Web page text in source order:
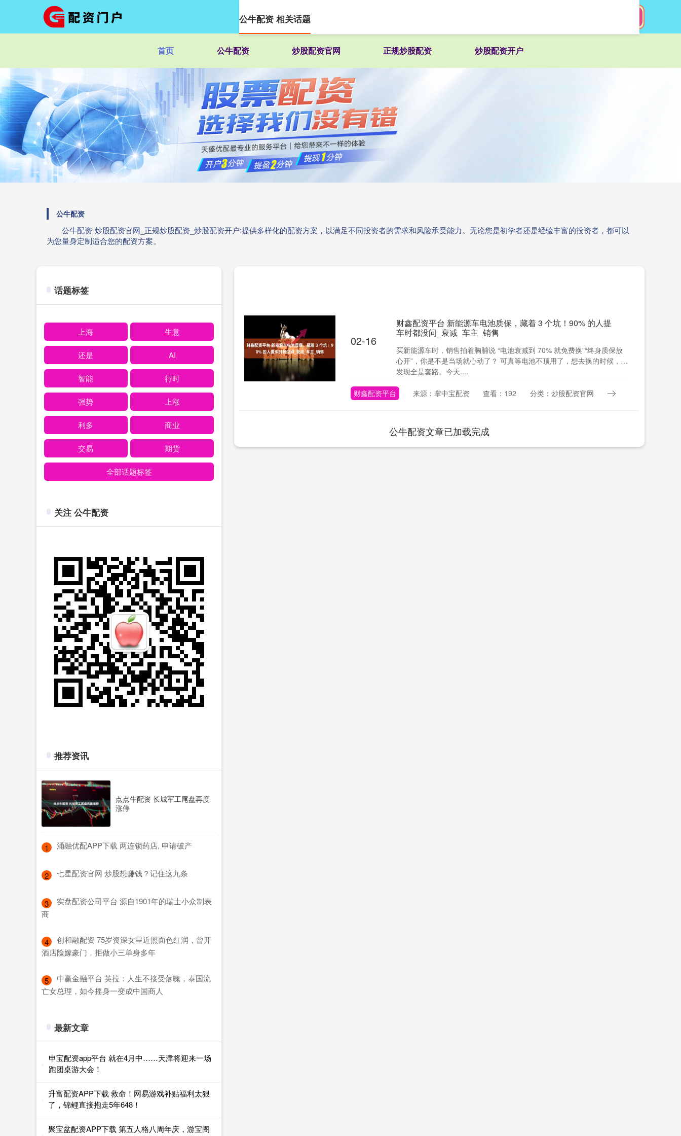
首页 公牛配资 炒股配资官网 正规炒股配资 炒股配资开户
公牛配资
公牛配资-炒股配资官网_正规炒股配资_炒股配资开户:提供多样化的配资方案，以满足不同投资者的需求和风险承受能力。无论您是初学者还是经验丰富的投资者，都可以
为您量身定制适合您的配资方案。
公牛配资 相关话题
02-16
财鑫配资平台 新能源车电池质保，藏着 3 个坑！90% 的人提
车时都没问_衰减_车主_销售
买新能源车时，销售拍着胸脯说 “电池衰减到 70% 就免费换”“终身质保放
心开”，你是不是当场就心动了？ 可真等电池不顶用了，想去换的时候，才
发现全是套路。今天....
财鑫配资平台 来源：掌中宝配资 查看：192 分类：炒股配资官网
公牛配资文章已加载完成
话题标签
上海 生意
还是 AI
智能 行时
强势 上涨
利多 商业
交易 期货
全部话题标签
关注 公牛配资
推荐资讯
点点牛配资 长城军工尾盘再度
涨停
1 ​涌融优配APP下载 两连锁药店, 申请破产
2 ​七星配资官网 炒股想赚钱？记住这九条
3
​实盘配资公司平台 源自1901年的瑞士小众制表
商
4
​创和融配资 75岁资深女星近照面色红润，曾开
酒店险嫁豪门，拒做小三单身多年
5
​中赢金融平台 英拉：人生不接受落魄，泰国流
亡女总理，如今摇身一变成中国商人
最新文章
申宝配资app平台 就在4月中……天津将迎来一场
跑团桌游大会！
升富配资APP下载 救命！网易游戏补贴福利太狠
了，锦鲤直接抱走5年648！
聚宝盆配资APP下载 第五人格八周年庆，游宝阁